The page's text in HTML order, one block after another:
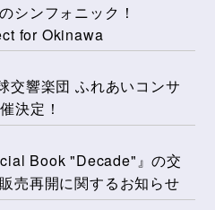
シンフォニック！
for Okinawa
交響楽団 ふれあいコンサ
決定！
Book "Decade"』の交
売再開に関するお知らせ